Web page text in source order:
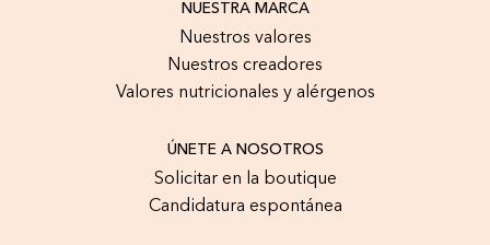
NUESTRA MARCA
Nuestros valores
Nuestros creadores
Valores nutricionales y alérgenos
ÚNETE A NOSOTROS
Solicitar en la boutique
Candidatura espontánea